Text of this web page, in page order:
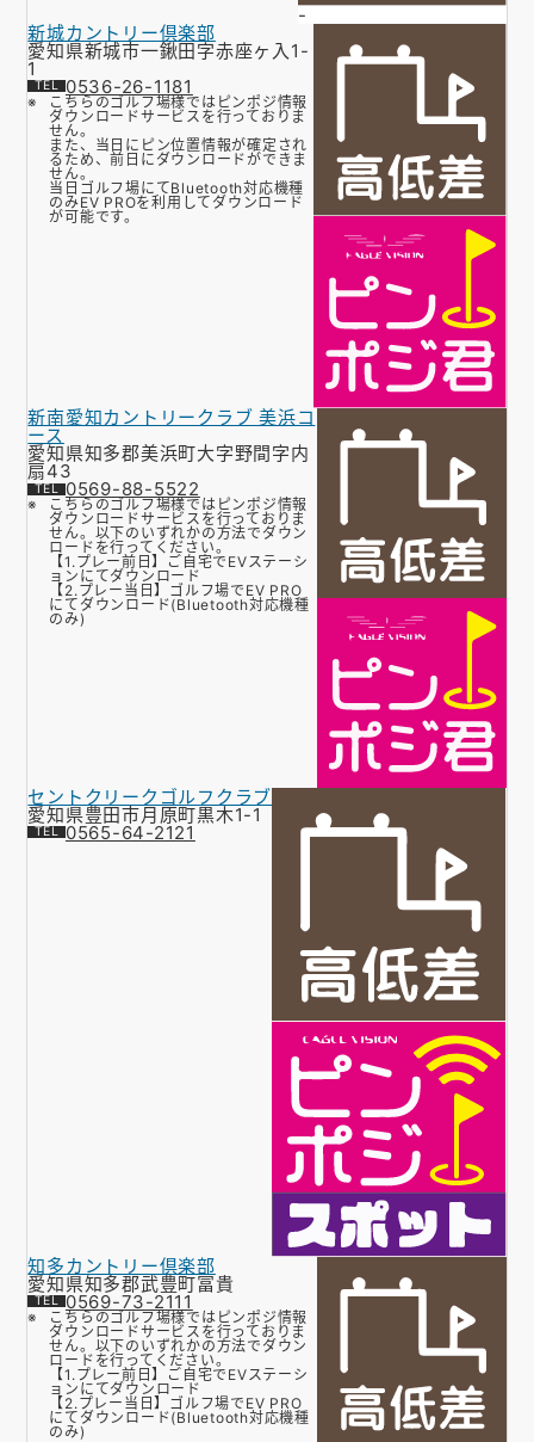
-
新城カントリー倶楽部
愛知県新城市一鍬田字赤座ヶ入1-
1
0536-26-1181
こちらのゴルフ場様ではピンポジ情報
ダウンロードサービスを行っておりま
せん。
また、当日にピン位置情報が確定され
るため、前日にダウンロードができま
せん。
当日ゴルフ場にてBluetooth対応機種
のみEV PROを利用してダウンロード
が可能です。
新南愛知カントリークラブ 美浜コ
ース
愛知県知多郡美浜町大字野間字内
扇43
0569-88-5522
こちらのゴルフ場様ではピンポジ情報
ダウンロードサービスを行っておりま
せん。以下のいずれかの方法でダウン
ロードを行ってください。
【1.プレー前日】ご自宅でEVステーシ
ョンにてダウンロード
【2.プレー当日】ゴルフ場でEV PRO
にてダウンロード(Bluetooth対応機種
のみ)
セントクリークゴルフクラブ
愛知県豊田市月原町黒木1-1
0565-64-2121
知多カントリー倶楽部
愛知県知多郡武豊町冨貴
0569-73-2111
こちらのゴルフ場様ではピンポジ情報
ダウンロードサービスを行っておりま
せん。以下のいずれかの方法でダウン
ロードを行ってください。
【1.プレー前日】ご自宅でEVステーシ
ョンにてダウンロード
【2.プレー当日】ゴルフ場でEV PRO
にてダウンロード(Bluetooth対応機種
のみ)